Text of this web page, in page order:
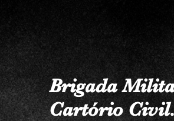
Brigada
Cartório